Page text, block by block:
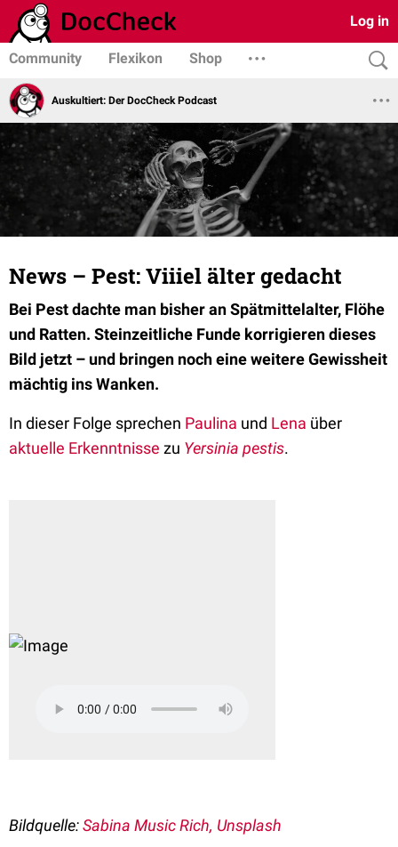
Log in
Community Flexikon Shop
Auskultiert: Der DocCheck Podcast
News – Pest: Viiiel älter gedacht
Bei Pest dachte man bisher an Spätmittelalter, Flöhe
und Ratten. Steinzeitliche Funde korrigieren dieses
Bild jetzt – und bringen noch eine weitere Gewissheit
mächtig ins Wanken.
In dieser Folge sprechen Paulina und Lena über
aktuelle Erkenntnisse zu Yersinia pestis.
Bildquelle:Sabina Music Rich, Unsplash